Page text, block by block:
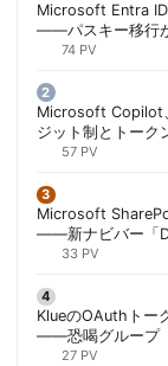
Microsoft Entra
——パスキー移行
74 PV
Microsoft Copilot
ジット制とトーク
法 | 胡田昌彦
57 PV
Microsoft
——新ナビバー「
胡田昌彦
33 PV
KlueのOAuthトー
——恐喝グループ
27 PV